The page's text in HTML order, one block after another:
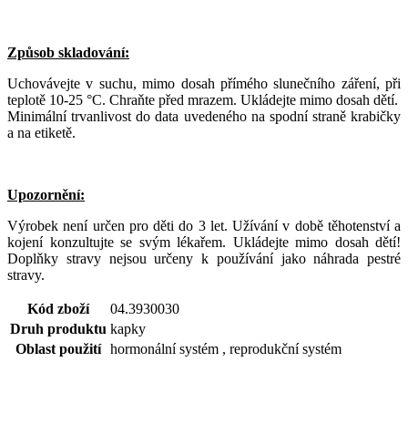
Způsob skladování:
Uchovávejte v suchu, mimo dosah přímého slunečního záření, při
teplotě 10-25 °C. Chraňte před mrazem. Ukládejte mimo dosah dětí.
Minimální trvanlivost do data uvedeného na spodní straně krabičky
a na etiketě.
Upozornění:
Výrobek není určen pro děti do 3 let. Užívání v době těhotenství a
kojení konzultujte se svým lékařem. Ukládejte mimo dosah dětí!
Doplňky stravy nejsou určeny k používání jako náhrada pestré
stravy.
Kód zboží
04.3930030
Druh produktu kapky
Oblast použití hormonální systém , reprodukční systém